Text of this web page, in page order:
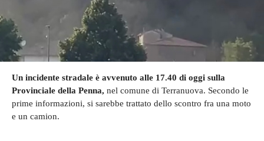
Un incidente stradale è avvenuto alle 17.40 di oggi sulla
Provinciale della Penna, nel comune di Terranuova. Secondo le
prime informazioni, si sarebbe trattato dello scontro fra una moto
e un camion.